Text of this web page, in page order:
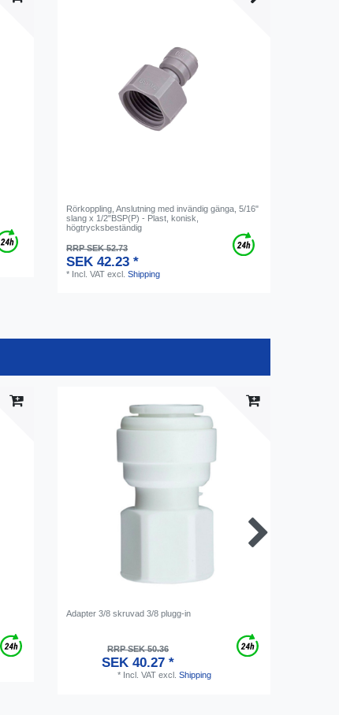
Rörkoppling, Anslutning med invändig gänga, 5/16"
slang x 1/2"BSP(P) - Plast, konisk,
högtrycksbeständig
RRP SEK 52.73
SEK 42.23 *
* Incl. VAT excl.Shipping
Adapter 3/8 skruvad 3/8 plugg-in
RRP SEK 50.36
SEK 40.27 *
* Incl. VATexcl. Shipping